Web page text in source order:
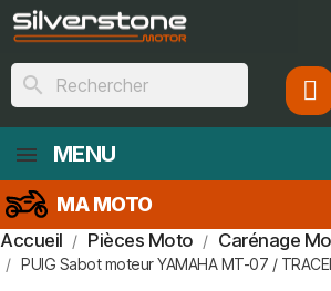
search
MENU
MA MOTO
Accueil Pièces Moto Carénage
PUIG Sabot moteur YAMAHA MT-07 /